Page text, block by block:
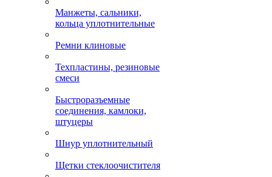
Манжеты, сальники,
кольца уплотнительные
Ремни клиновые
Техпластины, резиновые
смеси
Быстроразъемные
соединения, камлоки,
штуцеры
Шнур уплотнительный
Щетки стеклоочистителя